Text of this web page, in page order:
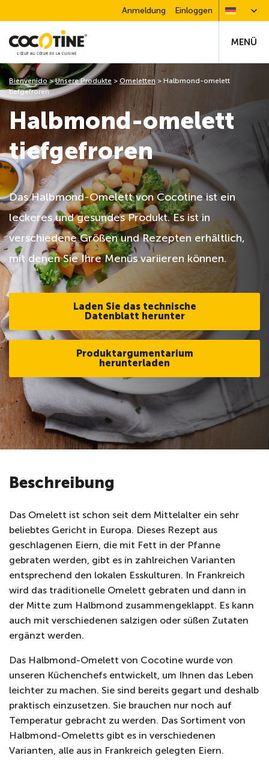
Anmeldung Einloggen
MENÜ
Halbmond-omelett
tiefgefroren
Das Halbmond-Omelett von Cocotine ist ein
leckeres und gesundes Produkt. Es ist in
verschiedene Größen und Rezepten erhältlich,
mit denen Sie Ihre Menüs variieren können.
Laden Sie das technische
Datenblatt herunter
Produktargumentarium
herunterladen
Bienvenido>Unsere Produkte > Omeletten > Halbmond-omelett
tiefgefroren
Beschreibung
Das Omelett ist schon seit dem Mittelalter ein sehr
beliebtes Gericht in Europa. Dieses Rezept aus
geschlagenen Eiern, die mit Fett in der Pfanne
gebraten werden, gibt es in zahlreichen Varianten
entsprechend den lokalen Esskulturen. In Frankreich
wird das traditionelle Omelett gebraten und dann in
der Mitte zum Halbmond zusammengeklappt. Es kann
auch mit verschiedenen salzigen oder süßen Zutaten
ergänzt werden.
Das Halbmond-Omelett von Cocotine wurde von
unseren Küchenchefs entwickelt, um Ihnen das Leben
leichter zu machen. Sie sind bereits gegart und deshalb
praktisch einzusetzen. Sie brauchen nur noch auf
Temperatur gebracht zu werden. Das Sortiment von
Halbmond-Omeletts gibt es in verschiedenen
Varianten, alle aus in Frankreich gelegten Eiern.